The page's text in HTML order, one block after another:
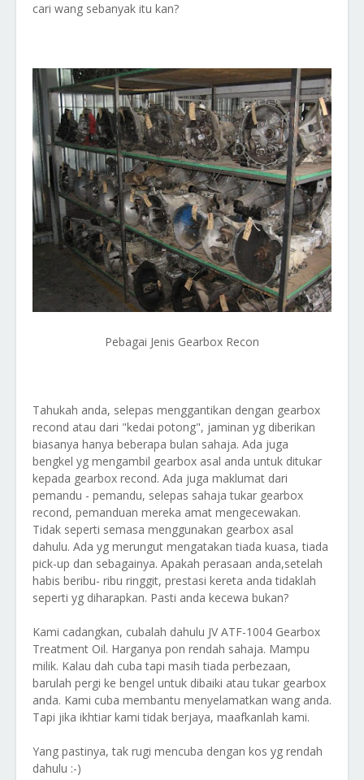
cari wang sebanyak itu kan?
Pebagai Jenis Gearbox Recon
Tahukah anda, selepas menggantikan dengan gearbox
recond atau dari "kedai potong", jaminan yg diberikan
biasanya hanya beberapa bulan sahaja. Ada juga
bengkel yg mengambil gearbox asal anda untuk ditukar
kepada gearbox recond. Ada juga maklumat dari
pemandu - pemandu, selepas sahaja tukar gearbox
recond, pemanduan mereka amat mengecewakan.
Tidak seperti semasa menggunakan gearbox asal
dahulu. Ada yg merungut mengatakan tiada kuasa, tiada
pick-up dan sebagainya. Apakah perasaan anda,setelah
habis beribu- ribu ringgit, prestasi kereta anda tidaklah
seperti yg diharapkan. Pasti anda kecewa bukan?
Kami cadangkan, cubalah dahulu JV ATF-1004 Gearbox
Treatment Oil. Harganya pon rendah sahaja. Mampu
milik. Kalau dah cuba tapi masih tiada perbezaan,
barulah pergi ke bengel untuk dibaiki atau tukar gearbox
anda. Kami cuba membantu menyelamatkan wang anda.
Tapi jika ikhtiar kami tidak berjaya, maafkanlah kami.
Yang pastinya, tak rugi mencuba dengan kos yg rendah
dahulu :-)